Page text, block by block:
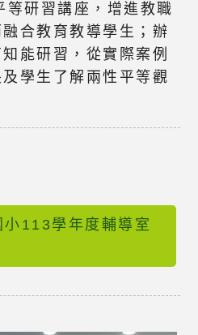
研習講座，增進教職
合教育教導學生；辦
能研習，從實際案例
學生了解兩性平等觀
113學年度輔導室